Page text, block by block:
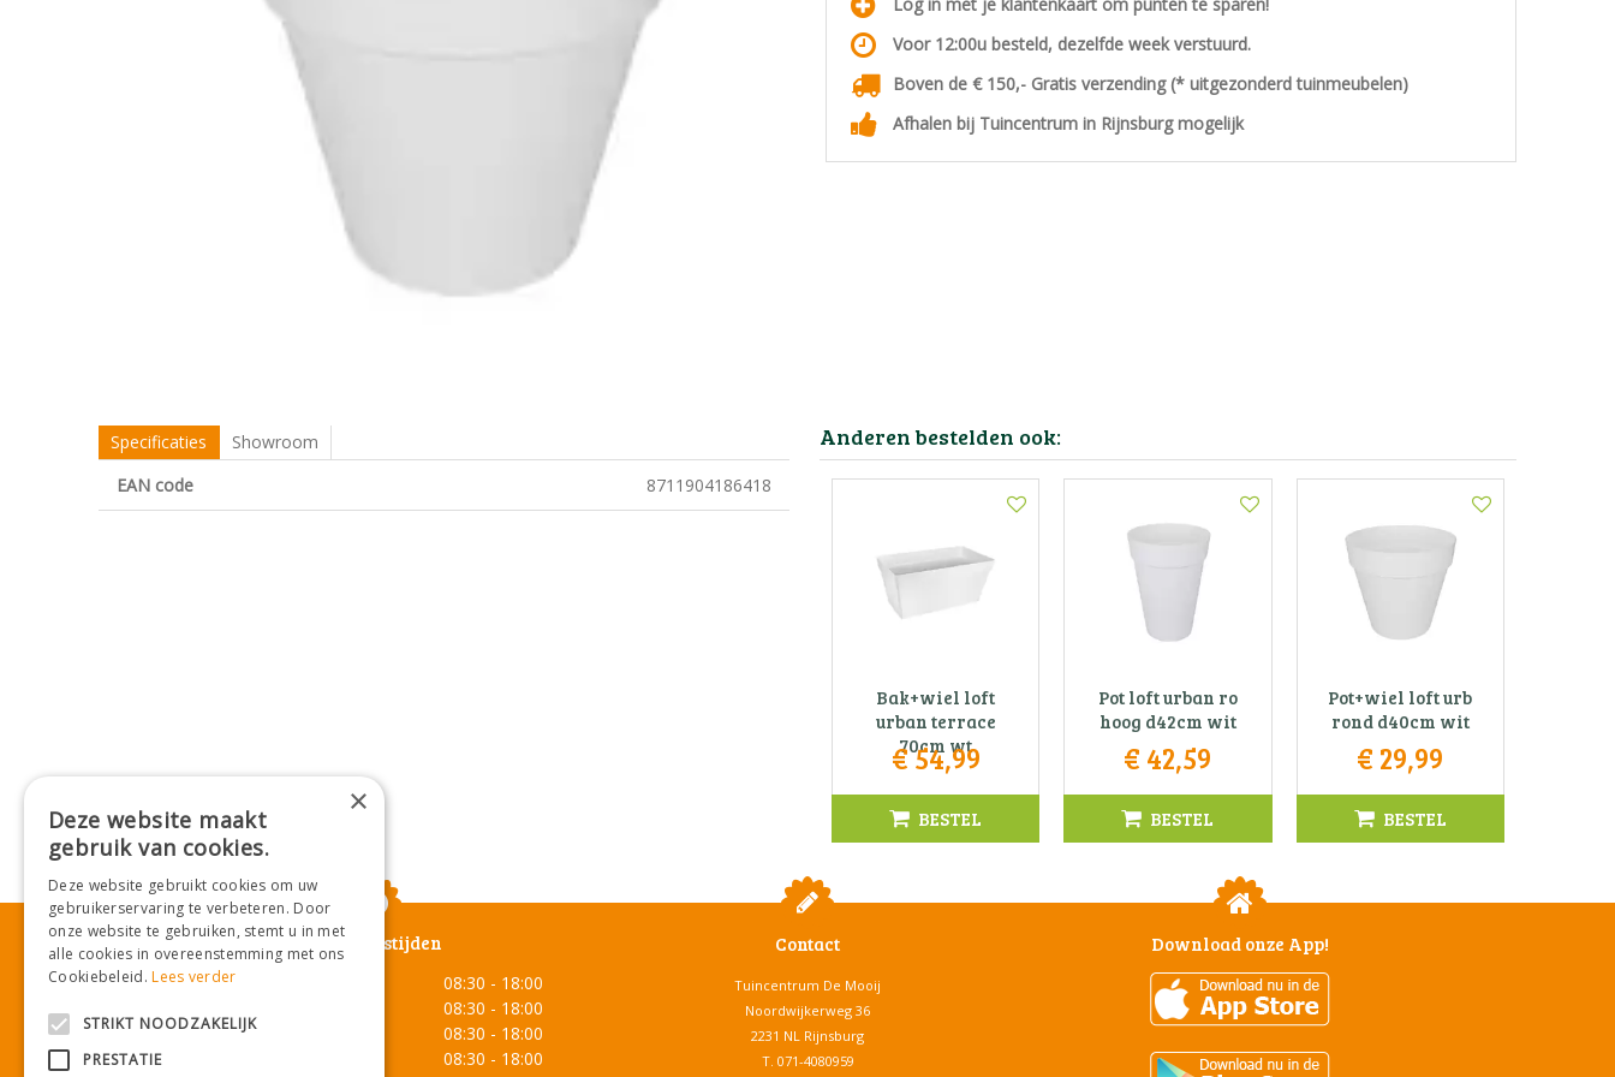
Voor 12:00u besteld, dezelfde week verstuurd.
Boven de € 150,- Gratis verzending (* uitgezonderd tuinmeubelen)
Afhalen bij Tuincentrum in Rijnsburg mogelijk
Specificaties
Showroom
EAN code
8711904186418
Anderen bestelden ook:
Bak+wiel loft
urban terrace
70cm wt
€54,99
BESTEL
Pot loft urban ro
hoog d42cm wit
€ 42,59
BESTEL
Pot+wiel loft urb
rond d40cm wit
€ 29,99
BESTEL
Openingstijden
Maandag
08:30 - 18:00
08:30 - 18:00
Woensdag
08:30 - 18:00
08:30 - 18:00
Contact
Tuincentrum De Mooij
Noordwijkerweg 36
2231 NL Rijnsburg
T. 071-4080959
Download onze App!
×
Deze website maakt
gebruik van cookies.
Deze website gebruikt cookies om uw
gebruikerservaring te verbeteren. Door
onze website te gebruiken, stemt u in met
alle cookies in overeenstemming met ons
Cookiebeleid.Lees verder
STRIKT NOODZAKELIJK
PRESTATIE